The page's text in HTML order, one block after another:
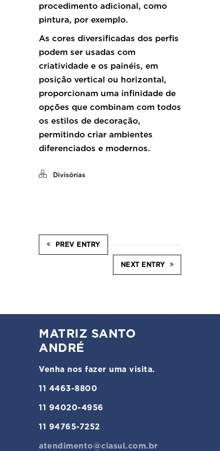
procedimento adicional, como
pintura, por exemplo.
As cores diversificadas dos perfis
podem ser usadas com
criatividade e os painéis, em
posição vertical ou horizontal,
proporcionam uma infinidade de
opções que combinam com todos
os estilos de decoração,
permitindo criar ambientes
diferenciados e modernos.
Divisórias
PREV ENTRY
NEXT ENTRY
MATRIZ SANTO
ANDRÉ
Venha nos fazer uma visita.
11 4463-8800
11 94020-4956
11 94765-7252
atendimento@ciasul.com.br